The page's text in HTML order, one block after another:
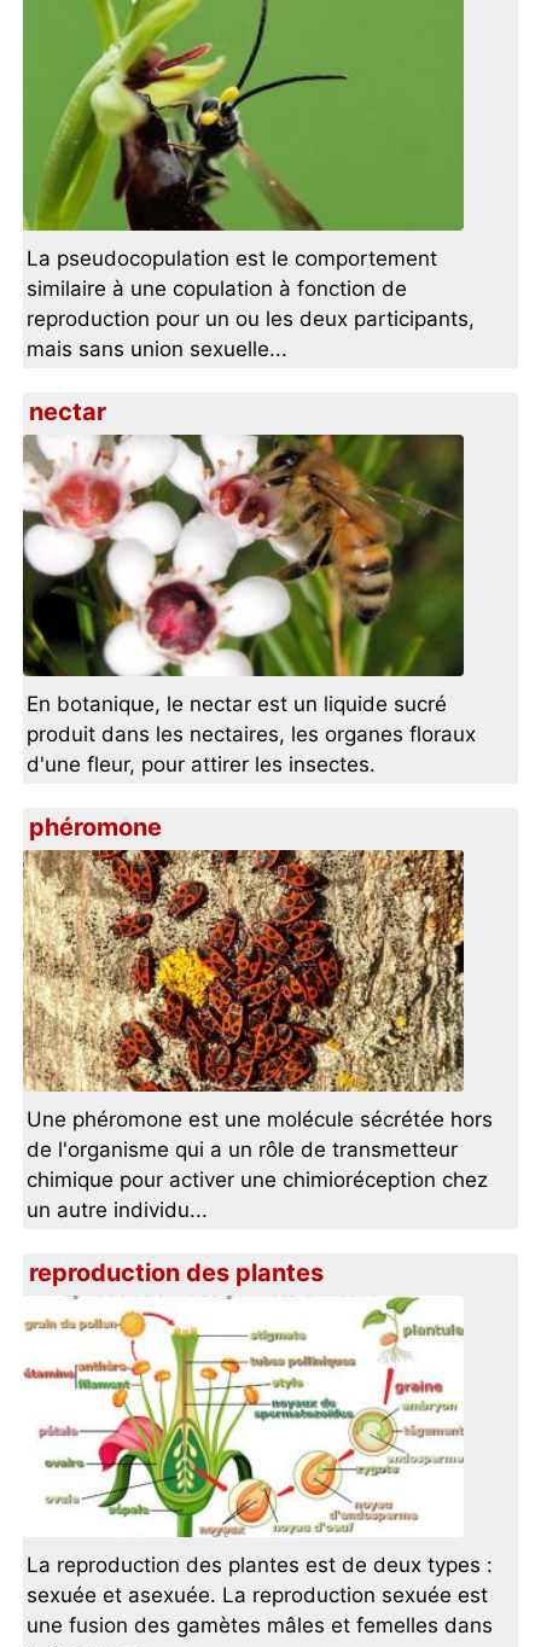
La pseudocopulation est le comportement
similaire à une copulation à fonction de
reproduction pour un ou les deux participants,
mais sans union sexuelle...
nectar
En botanique, le nectar est un liquide sucré
produit dans les nectaires, les organes floraux
d'une fleur, pour attirer les insectes.
phéromone
Une phéromone est une molécule sécrétée hors
de l'organisme qui a un rôle de transmetteur
chimique pour activer une chimioréception chez
un autre individu...
reproduction des plantes
La reproduction des plantes est de deux types :
sexuée et asexuée. La reproduction sexuée est
une fusion des gamètes mâles et femelles dans